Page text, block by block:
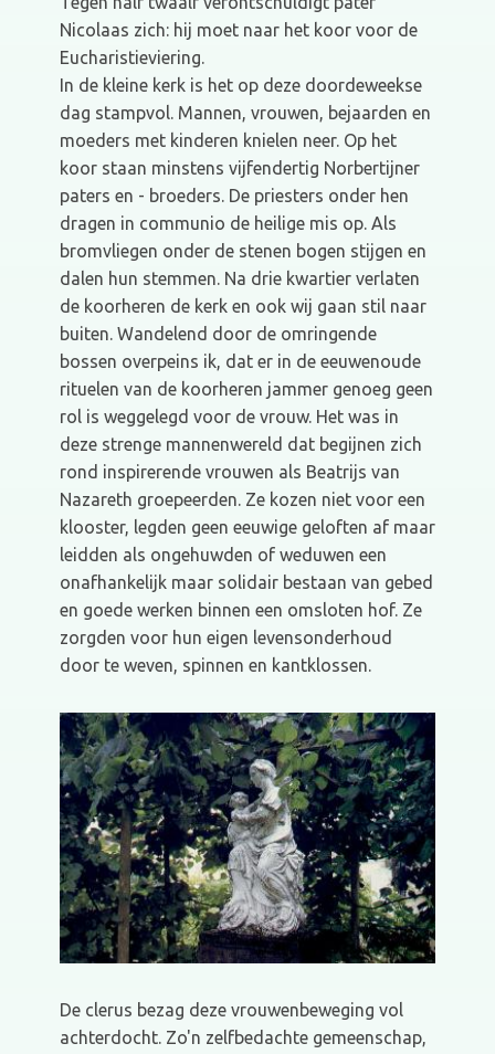
Nicolaas zich: hij moet naar het koor voor de
Eucharistieviering.
In de kleine kerk is het op deze doordeweekse
dag stampvol. Mannen, vrouwen, bejaarden en
moeders met kinderen knielen neer. Op het
koor staan minstens vijfendertig Norbertijner
paters en - broeders. De priesters onder hen
dragen in communio de heilige mis op. Als
bromvliegen onder de stenen bogen stijgen en
dalen hun stemmen. Na drie kwartier verlaten
de koorheren de kerk en ook wij gaan stil naar
buiten. Wandelend door de omringende
bossen overpeins ik, dat er in de eeuwenoude
rituelen van de koorheren jammer genoeg geen
rol is weggelegd voor de vrouw. Het was in
deze strenge mannenwereld dat begijnen zich
rond inspirerende vrouwen als Beatrijs van
Nazareth groepeerden. Ze kozen niet voor een
klooster, legden geen eeuwige geloften af maar
leidden als ongehuwden of weduwen een
onafhankelijk maar solidair bestaan van gebed
en goede werken binnen een omsloten hof. Ze
zorgden voor hun eigen levensonderhoud
door te weven, spinnen en kantklossen.
De clerus bezag deze vrouwenbeweging vol
achterdocht. Zo'n zelfbedachte gemeenschap,